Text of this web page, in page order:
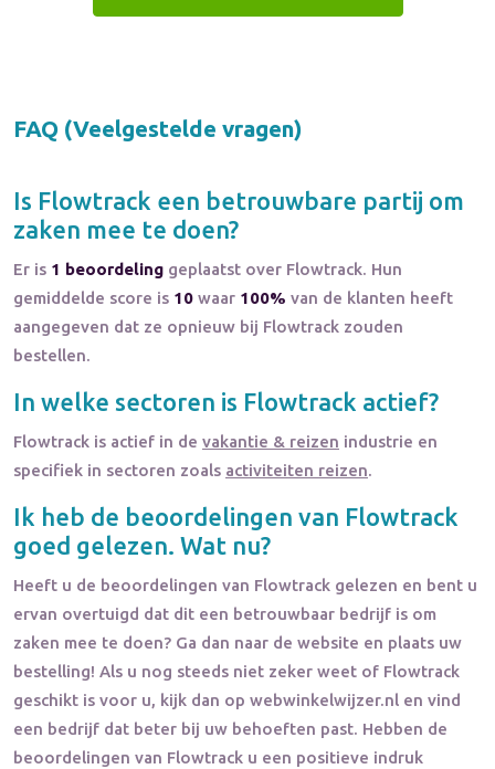
FAQ (Veelgestelde vragen)
Is Flowtrack een betrouwbare partij om
zaken mee te doen?
Er is 1 beoordeling geplaatst over Flowtrack. Hun
gemiddelde score is 10 waar 100% van de klanten heeft
aangegeven dat ze opnieuw bij Flowtrack zouden
bestellen.
In welke sectoren is Flowtrack actief?
Flowtrack is actief in de vakantie & reizen industrie en
specifiek in sectoren zoals activiteiten reizen.
Ik heb de beoordelingen van Flowtrack
goed gelezen. Wat nu?
Heeft u de beoordelingen van Flowtrack gelezen en bent u
ervan overtuigd dat dit een betrouwbaar bedrijf is om
zaken mee te doen? Ga dan naar de website en plaats uw
bestelling! Als u nog steeds niet zeker weet of Flowtrack
geschikt is voor u, kijk dan op webwinkelwijzer.nl en vind
een bedrijf dat beter bij uw behoeften past. Hebben de
beoordelingen van Flowtrack u een positieve indruk